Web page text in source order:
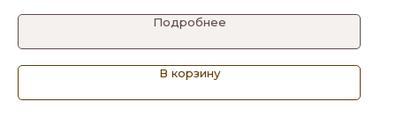
Подробнее
В корзину